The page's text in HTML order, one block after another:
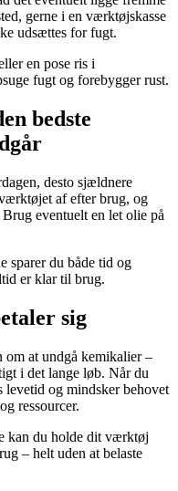
gerne i en værktøjskasse
udsættes for fugt.
en pose ris i
fugt og forebygger rust.
bedste
desto sjældnere
af efter brug, og
eventuelt en let olie på
sparer du både tid og
er klar til brug.
sig
at undgå kemikalier –
i det lange løb. Når du
og mindsker behovet
ressourcer.
kan du holde dit værktøj
– helt uden at belaste